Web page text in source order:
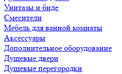
Унитазы и биде
Смесители
Мебель для ванной комнаты
Аксессуары
Дополнительное оборудование
Душевые двери
Душевые перегородки